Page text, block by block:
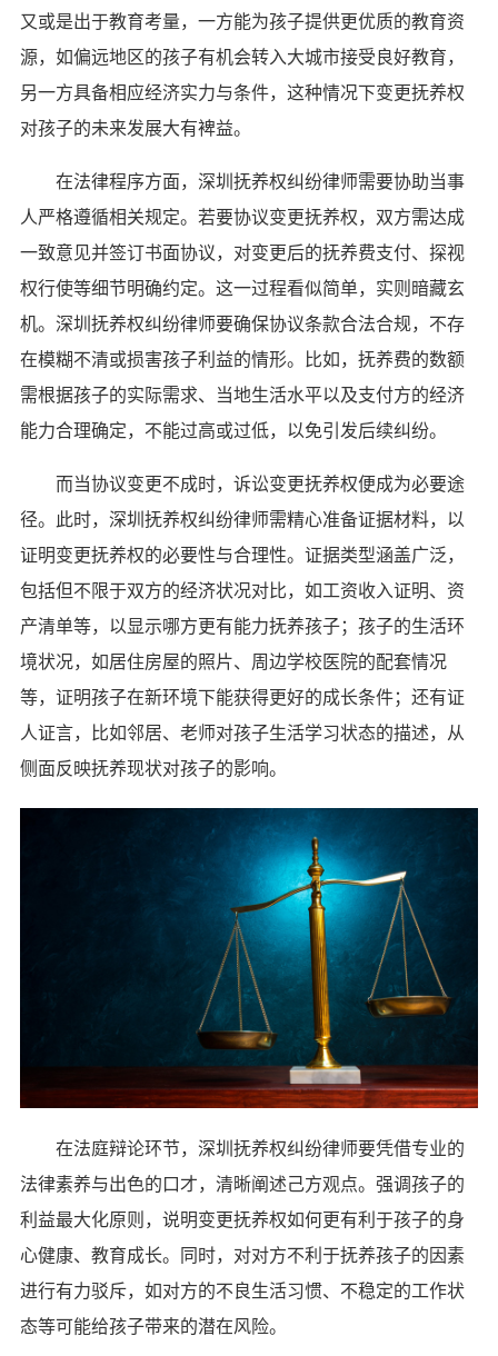
又或是出于教育考量，一方能为孩子提供更优质的教育资
源，如偏远地区的孩子有机会转入大城市接受良好教育，
另一方具备相应经济实力与条件，这种情况下变更抚养权
对孩子的未来发展大有裨益。
在法律程序方面，深圳抚养权纠纷律师需要协助当事
人严格遵循相关规定。若要协议变更抚养权，双方需达成
一致意见并签订书面协议，对变更后的抚养费支付、探视
权行使等细节明确约定。这一过程看似简单，实则暗藏玄
机。深圳抚养权纠纷律师要确保协议条款合法合规，不存
在模糊不清或损害孩子利益的情形。比如，抚养费的数额
需根据孩子的实际需求、当地生活水平以及支付方的经济
能力合理确定，不能过高或过低，以免引发后续纠纷。
而当协议变更不成时，诉讼变更抚养权便成为必要途
径。此时，深圳抚养权纠纷律师需精心准备证据材料，以
证明变更抚养权的必要性与合理性。证据类型涵盖广泛，
包括但不限于双方的经济状况对比，如工资收入证明、资
产清单等，以显示哪方更有能力抚养孩子；孩子的生活环
境状况，如居住房屋的照片、周边学校医院的配套情况
等，证明孩子在新环境下能获得更好的成长条件；还有证
人证言，比如邻居、老师对孩子生活学习状态的描述，从
侧面反映抚养现状对孩子的影响。
在法庭辩论环节，深圳抚养权纠纷律师要凭借专业的
法律素养与出色的口才，清晰阐述己方观点。强调孩子的
利益最大化原则，说明变更抚养权如何更有利于孩子的身
心健康、教育成长。同时，对对方不利于抚养孩子的因素
进行有力驳斥，如对方的不良生活习惯、不稳定的工作状
态等可能给孩子带来的潜在风险。